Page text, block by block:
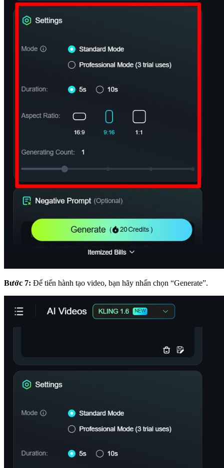
Bước 7: Để tiến hành tạo video, bạn hãy nhấn chọn “Generate”.